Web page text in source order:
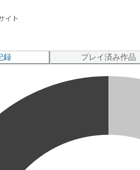
イト
録 プレイ済み作品